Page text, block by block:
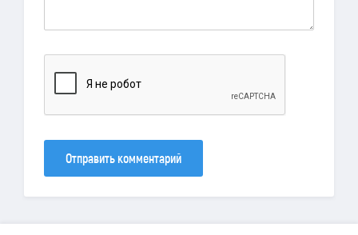
Отправить комментарий